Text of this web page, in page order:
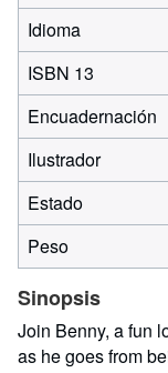
Idioma
ISBN 13
Encuadernación
Ilustrador
Estado
Peso
Sinopsis
Join Benny, a fun
as he goes from